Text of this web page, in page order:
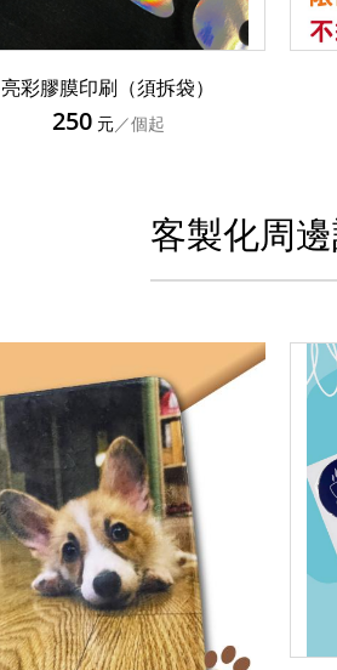
亮彩膠膜印刷（須拆袋）
250 元／個起
客製化周